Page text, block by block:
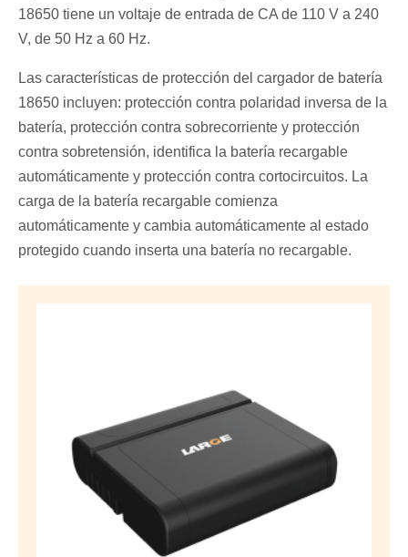
18650 tiene un voltaje de entrada de CA de 110 V a 240
V, de 50 Hz a 60 Hz.
Las características de protección del cargador de batería
18650 incluyen: protección contra polaridad inversa de la
batería, protección contra sobrecorriente y protección
contra sobretensión, identifica la batería recargable
automáticamente y protección contra cortocircuitos. La
carga de la batería recargable comienza
automáticamente y cambia automáticamente al estado
protegido cuando inserta una batería no recargable.